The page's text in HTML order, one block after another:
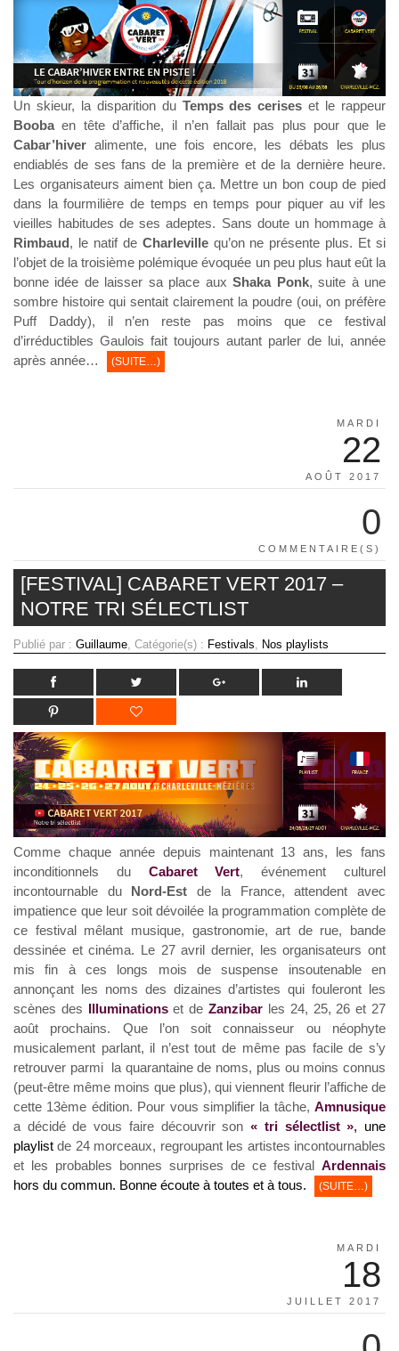
Un skieur, la disparition du Temps des cerises et le rappeur
Boobaen tête d’affiche, il n’en fallait pas plus pour que le
Cabar’hiver alimente, une fois encore, les débats les plus
endiablés de ses fans de la première et de la dernière heure.
Les organisateurs aiment bien ça. Mettre un bon coup de pied
dans la fourmilière de temps en temps pour piquer au vif les
vieilles habitudes de ses adeptes. Sans doute un hommage à
Rimbaud, le natif de Charlevillequ’on ne présente plus. Et si
l’objet de la troisième polémique évoquée un peu plus haut eût la
bonne idée de laisser sa place auxShaka Ponk, suite à une
sombre histoire qui sentait clairement la poudre (oui, on préfère
Puff Daddy), il n’en reste pas moins que ce festival
d’irréductibles Gaulois fait toujours autant parler de lui, année
après année…
(SUITE…)
MARDI
22
AOÛT 2017
0
COMMENTAIRE(S)
[FESTIVAL] CABARET VERT 2017 –
NOTRE TRI SÉLECTLIST
Publié par : Guillaume , Catégorie(s) : Festivals Nos playlists
Comme chaque année depuis maintenant 13 ans, les fans
inconditionnels du Cabaret Vert, événement culturel
incontournable du Nord-Est de la France, attendent avec
impatience que leur soit dévoilée la programmation complète de
ce festival mêlant musique, gastronomie, art de rue, bande
dessinée et cinéma. Le 27 avril dernier, les organisateurs ont
mis fin à ces longs mois de suspense insoutenable en
annonçant les noms des dizaines d’artistes qui fouleront les
scènes des Illuminationset deZanzibar les 24, 25, 26 et 27
août prochains. Que l’on soit connaisseur ou néophyte
musicalement parlant, il n’est tout de même pas facile de s’y
retrouver parmi la quarantaine de noms, plus ou moins connus
(peut-être même moins que plus), qui viennent fleurir l’affiche de
cette 13ème édition. Pour vous simplifier la tâche, Amnusique
a décidé de vous faire découvrir son« tri sélectlist », une
playlist de 24 morceaux, regroupant les artistes incontournables
et les probables bonnes surprises de ce festival Ardennais
hors du commun. Bonne écoute à toutes et à tous.
(SUITE…)
MARDI
18
JUILLET 2017